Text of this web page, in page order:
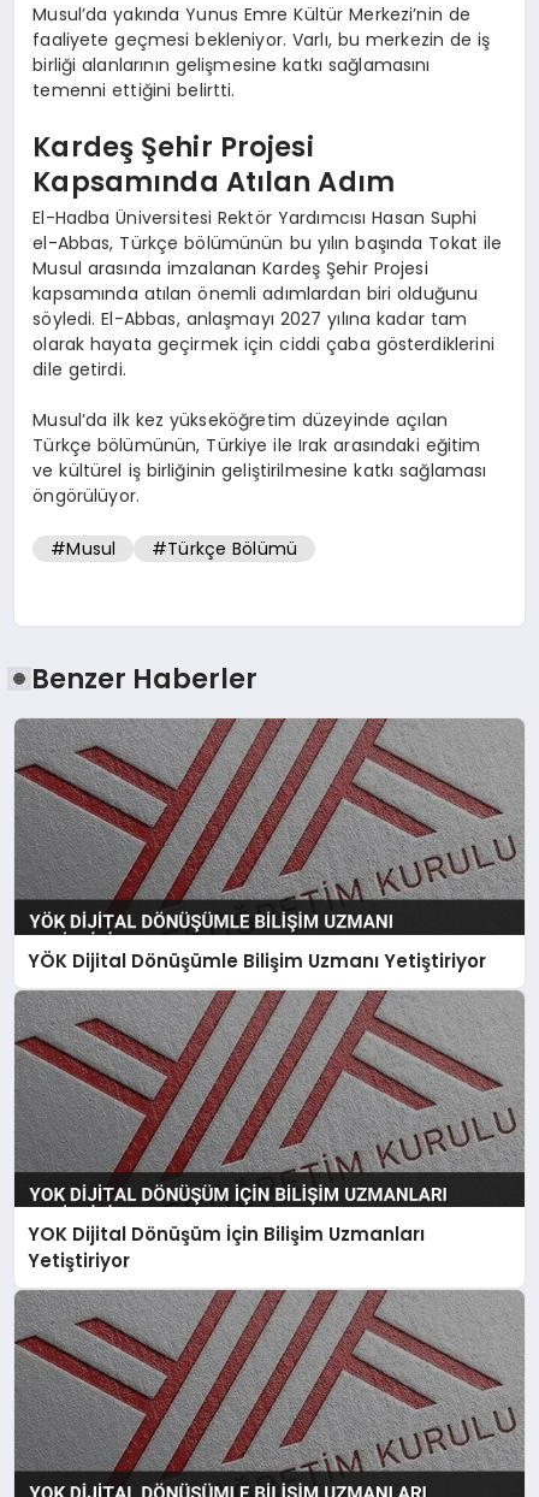
Musul’da yakında Yunus Emre Kültür Merkezi’nin de
faaliyete geçmesi bekleniyor. Varlı, bu merkezin de iş
birliği alanlarının gelişmesine katkı sağlamasını
temenni ettiğini belirtti.
Kardeş Şehir Projesi
Kapsamında Atılan Adım
El-Hadba Üniversitesi Rektör Yardımcısı Hasan Suphi
el-Abbas, Türkçe bölümünün bu yılın başında Tokat ile
Musul arasında imzalanan Kardeş Şehir Projesi
kapsamında atılan önemli adımlardan biri olduğunu
söyledi. El-Abbas, anlaşmayı 2027 yılına kadar tam
olarak hayata geçirmek için ciddi çaba gösterdiklerini
dile getirdi.
Musul’da ilk kez yükseköğretim düzeyinde açılan
Türkçe bölümünün, Türkiye ile Irak arasındaki eğitim
ve kültürel iş birliğinin geliştirilmesine katkı sağlaması
öngörülüyor.
#Musul #Türkçe Bölümü
Benzer Haberler
YÖK Dijital Dönüşümle Bilişim Uzmanı Yetiştiriyor
YOK Dijital Dönüşüm İçin Bilişim Uzmanları
Yetiştiriyor